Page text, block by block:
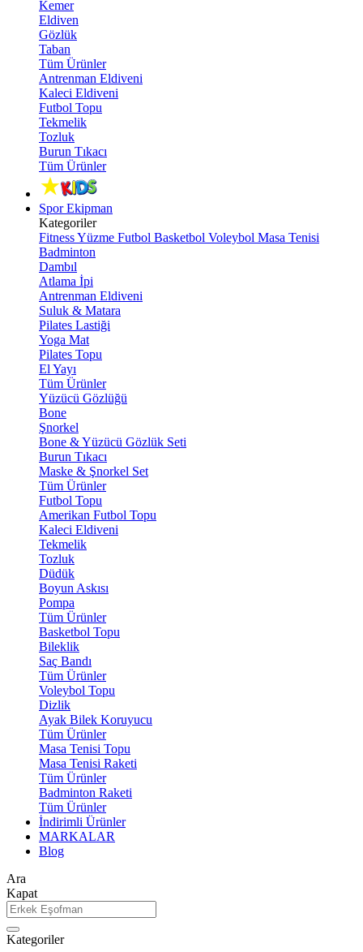
Kemer
Eldiven
Gözlük
Taban
Tüm Ürünler
Antrenman Eldiveni
Kaleci Eldiveni
Futbol Topu
Tekmelik
Tozluk
Burun Tıkacı
Tüm Ürünler
Spor Ekipman
Kategoriler
FitnessYüzme Futbol Basketbol Voleybol Masa Tenisi
Badminton
Dambıl
Atlama İpi
Antrenman Eldiveni
Suluk & Matara
Pilates Lastiği
Yoga Mat
Pilates Topu
El Yayı
Tüm Ürünler
Yüzücü Gözlüğü
Bone
Şnorkel
Bone & Yüzücü Gözlük Seti
Burun Tıkacı
Maske & Şnorkel Set
Tüm Ürünler
Futbol Topu
Amerikan Futbol Topu
Kaleci Eldiveni
Tekmelik
Tozluk
Düdük
Boyun Askısı
Pompa
Tüm Ürünler
Basketbol Topu
Bileklik
Saç Bandı
Tüm Ürünler
Voleybol Topu
Dizlik
Ayak Bilek Koruyucu
Tüm Ürünler
Masa Tenisi Topu
Masa Tenisi Raketi
Tüm Ürünler
Badminton Raketi
Tüm Ürünler
İndirimli Ürünler
MARKALAR
Blog
Ara
Kapat
Kategoriler